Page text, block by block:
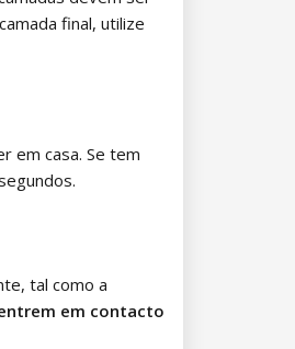
final, utilize
em casa. Se tem
tal como a
em contacto